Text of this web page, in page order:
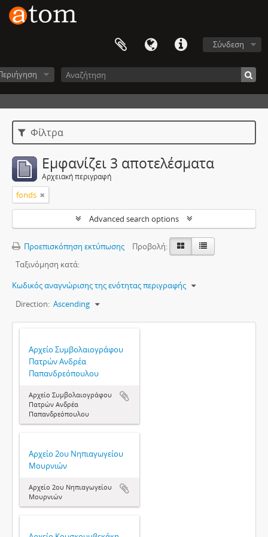
Σύνδεση
Φίλτρα
Εμφανίζει 3 αποτελέσματα
Αρχειακή περιγραφή
fonds
Advanced search options
Προεπισκόπηση εκτύπωσης
Προβολή:
Ταξινόμηση κατά:
Κωδικός αναγνώρισης της ενότητας περιγραφής
Direction: Ascending
Αρχείο Συμβολαιογράφου
Πατρών Ανδρέα
Παπανδρεόπουλου
Αρχείο Συμβολαιογράφου
Πατρών Ανδρέα
Παπανδρεόπουλου
Αρχείο 2ου Νηπιαγωγείου
Μουρνιών
Αρχείο 2ου Νηπιαγωγείου
Μουρνιών